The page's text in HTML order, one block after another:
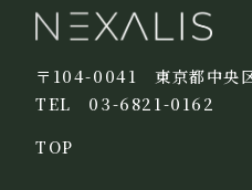
〒104-0041 東京都中央
TEL 03-6821-0162
TOP